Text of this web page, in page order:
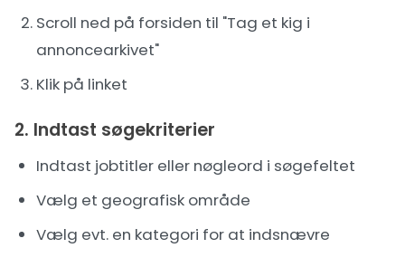
Scroll ned på forsiden til "Tag et kig i
annoncearkivet"
Klik på linket
2. Indtast søgekriterier
Indtast jobtitler eller nøgleord i søgefeltet
Vælg et geografisk område
Vælg evt. en kategori for at indsnævre